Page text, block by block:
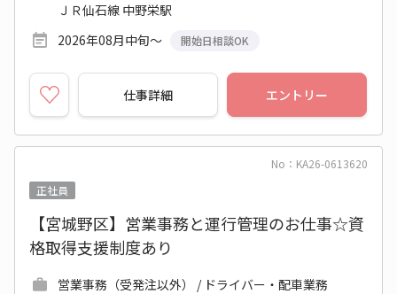
ＪＲ仙石線 中野栄駅
2026年08月中旬～
開始日相談OK
仕事詳細 エントリー
No：KA26-0613620
正社員
【宮城野区】営業事務と運行管理のお仕事☆資
格取得支援制度あり
営業事務（受発注以外） / ドライバー・配車業務